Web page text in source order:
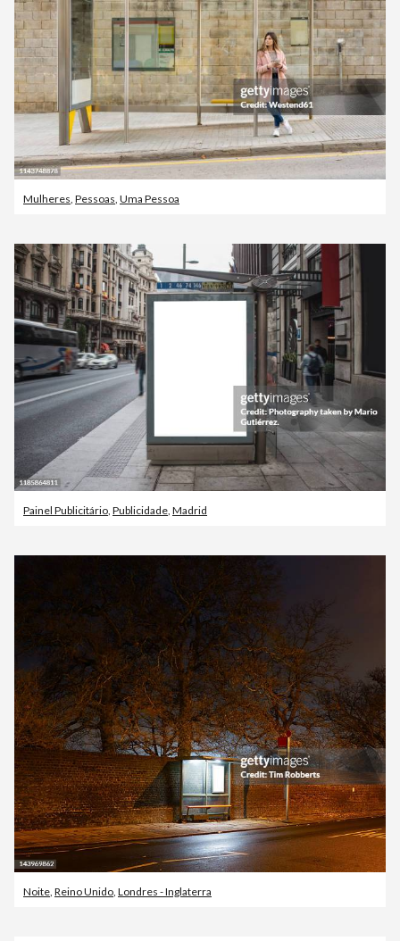
Mulheres Pessoas Uma Pessoa
Painel Publicitário Publicidade Madrid
Noite Reino Unido Londres - Inglaterra